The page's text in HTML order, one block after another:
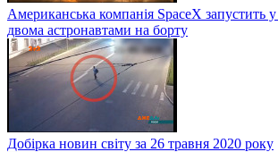
Американська компанія SpaceX запустить у
двома астронавтами на борту
Добірка новин світу за 26 травня 2020 року